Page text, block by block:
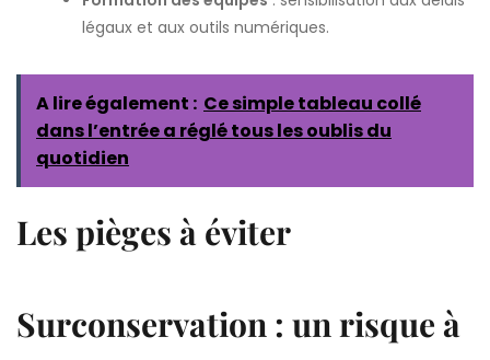
légaux et aux outils numériques.
A lire également : Ce simple tableau collé
dans l’entrée a réglé tous les oublis du
quotidien
Les pièges à éviter
Surconservation : un risque à